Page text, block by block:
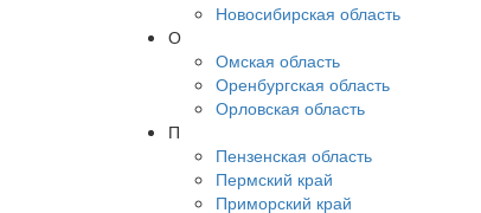
Новосибирская область
О
Омская область
Оренбургская область
Орловская область
П
Пензенская область
Пермский край
Приморский край